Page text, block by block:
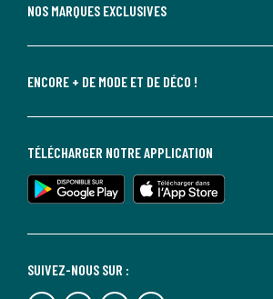
NOS MARQUES EXCLUSIVES
ENCORE + DE MODE ET DE DÉCO !
SUIVEZ-NOUS SUR :
TÉLÉCHARGER NOTRE APPLICATION